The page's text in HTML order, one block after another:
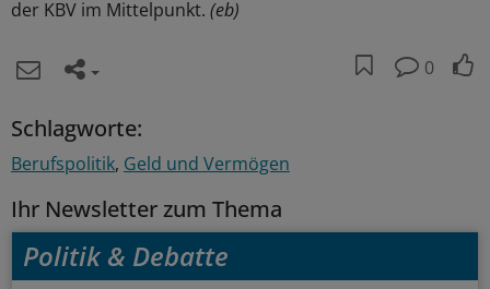
der KBV im Mittelpunkt. (eb)
0
Schlagworte:
Berufspolitik Geld und Vermögen
Ihr Newsletter zum Thema
Politik & Debatte